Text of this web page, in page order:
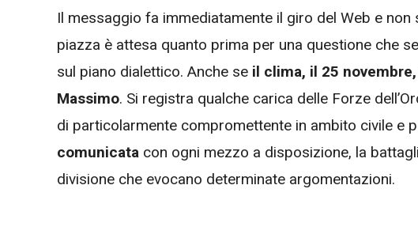
Il messaggio fa immediatamente il giro del Web e
piazza è attesa quanto prima per una questione che
sul piano dialettico. Anche se il clima, il 25
Massimo. Si registra qualche carica delle Forze
di particolarmente compromettente in ambito civile e
comunicata con ogni mezzo a disposizione, la
divisione che evocano determinate argomentazioni.